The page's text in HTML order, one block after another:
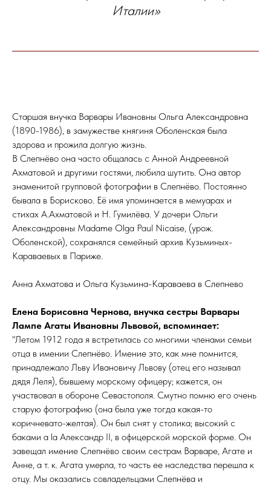
Италии»
Старшая внучка Варвары Ивановны Ольга Александровна
(1890-1986), в замужестве княгиня Оболенская была
здорова и прожила долгую жизнь.
В Слепнёво она часто общалась с Анной Андреевной
Ахматовой и другими гостями, любила шутить. Она автор
знаменитой групповой фотографии в Слепнёво. Постоянно
бывала в Борисково. Её имя упоминается в мемуарах и
стихах А.Ахматовой и Н. Гумилёва. У дочери Ольги
Александровны Madame Olga Paul Nicaise, (урож.
Оболенской), сохранялся семейный архив Кузьминых-
Караваевых в Париже.
Анна Ахматова и Ольга Кузьмина-Караваева в Слепнево
Елена Борисовна Чернова, внучка сестры Варвары
Лампе Агаты Ивановны Львовой, вспоминает:
"Летом 1912 года я встретилась со многими членами семьи
отца в имении Слепнёво. Имение это, как мне помнится,
принадлежало Льву Ивановичу Львову (отец его называл
дядя Леля), бывшему морскому офицеру; кажется, он
участвовал в обороне Севастополя. Смутно помню его очень
старую фотографию (она была уже тогда какая-то
коричневато-желтая). Он был снят у столика; высокий с
баками а lа Александр II, в офицерской морской форме. Он
завещал имение Слепнёво своим сестрам Варваре, Агате и
Анне, а т. к. Агата умерла, то часть ее наследства перешла к
отцу. Мы оказались совладельцами Слепнёва и